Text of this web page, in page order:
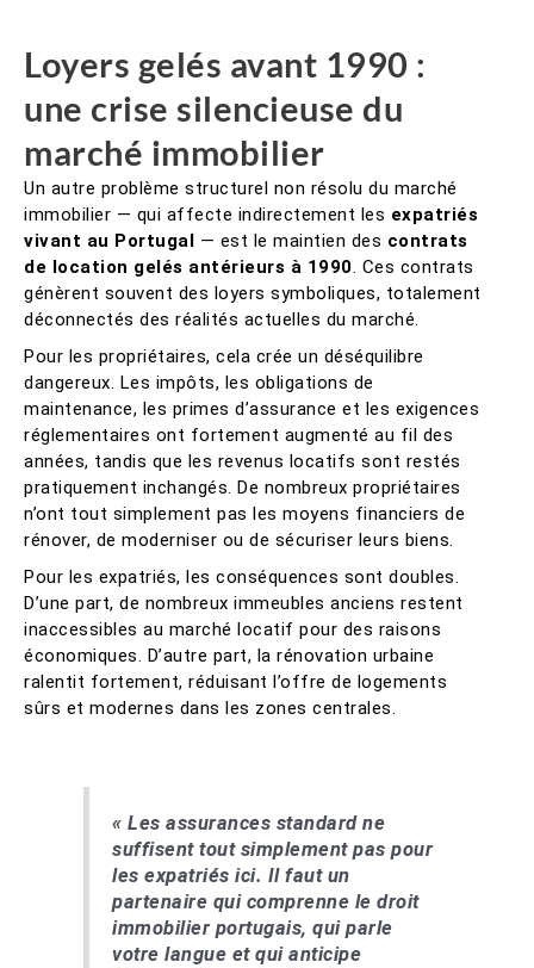
Loyers gelés avant 1990 :
une crise silencieuse du
marché immobilier
Un autre problème structurel non résolu du marché
immobilier — qui affecte indirectement les expatriés
vivant au Portugal — est le maintien des contrats
de location gelés antérieurs à 1990. Ces contrats
génèrent souvent des loyers symboliques, totalement
déconnectés des réalités actuelles du marché.
Pour les propriétaires, cela crée un déséquilibre
dangereux. Les impôts, les obligations de
maintenance, les primes d’assurance et les exigences
réglementaires ont fortement augmenté au fil des
années, tandis que les revenus locatifs sont restés
pratiquement inchangés. De nombreux propriétaires
n’ont tout simplement pas les moyens financiers de
rénover, de moderniser ou de sécuriser leurs biens.
Pour les expatriés, les conséquences sont doubles.
D’une part, de nombreux immeubles anciens restent
inaccessibles au marché locatif pour des raisons
économiques. D’autre part, la rénovation urbaine
ralentit fortement, réduisant l’offre de logements
sûrs et modernes dans les zones centrales.
« Les assurances standard ne
suffisent tout simplement pas pour
les expatriés ici. Il faut un
partenaire qui comprenne le droit
immobilier portugais, qui parle
votre langue et qui anticipe